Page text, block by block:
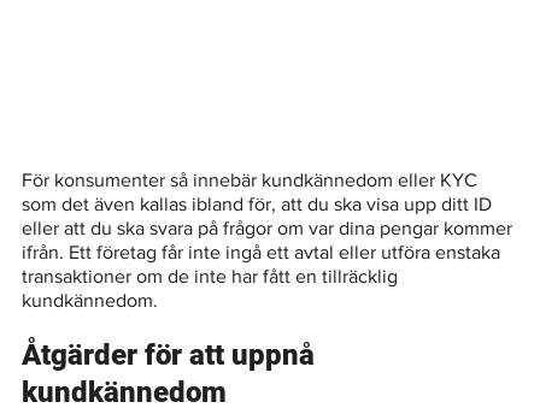
För konsumenter så innebär kundkännedom eller KYC
som det även kallas ibland för, att du ska visa upp ditt ID
eller att du ska svara på frågor om var dina pengar kommer
ifrån. Ett företag får inte ingå ett avtal eller utföra enstaka
transaktioner om de inte har fått en tillräcklig
kundkännedom.
Åtgärder för att uppnå
kundkännedom